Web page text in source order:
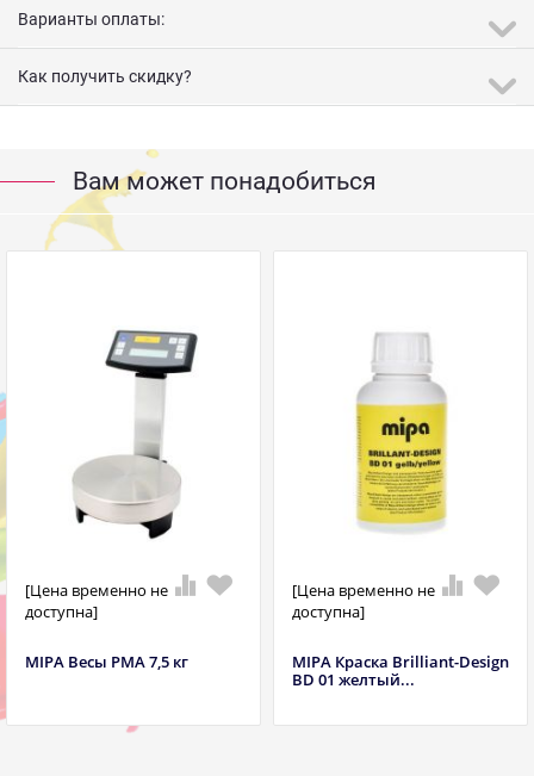
Варианты оплаты:
Как получить скидку?
Вам может понадобиться
[Цена временно не
доступна]
MIPA Весы РМА 7,5 кг
[Цена временно не
доступна]
MIPA Краска Brilliant-Design
BD 01 желтый...